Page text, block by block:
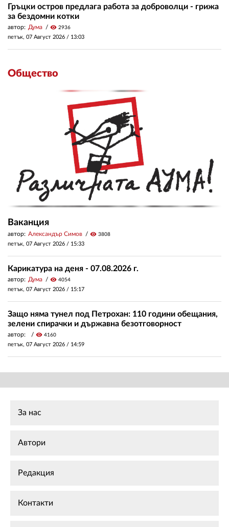
Гръцки остров предлага работа за доброволци - грижа
за бездомни котки
автор: Дума visibility 2936
петък, 07 Август 2026 / 13:03
Общество
Ваканция
автор: Александър Симов visibility 3808
петък, 07 Август 2026 / 15:33
Карикатура на деня - 07.08.2026 г.
автор: Дума visibility 4054
петък, 07 Август 2026 / 15:17
Защо няма тунел под Петрохан: 110 години обещания,
зелени спирачки и държавна безотговорност
автор: visibility 4160
петък, 07 Август 2026 / 14:59
За нас
Автори
Редакция
Контакти